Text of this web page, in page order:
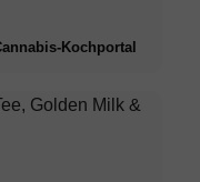
Kochportal